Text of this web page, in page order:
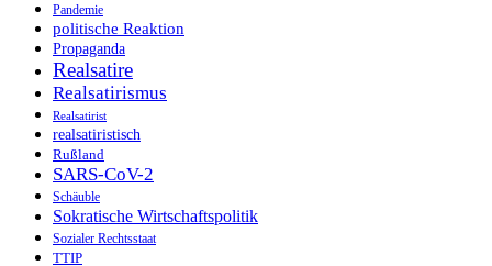
Pandemie
politische Reaktion
Propaganda
Realsatire
Realsatirismus
Realsatirist
realsatiristisch
Rußland
SARS-CoV-2
Schäuble
Sokratische Wirtschaftspolitik
Sozialer Rechtsstaat
TTIP